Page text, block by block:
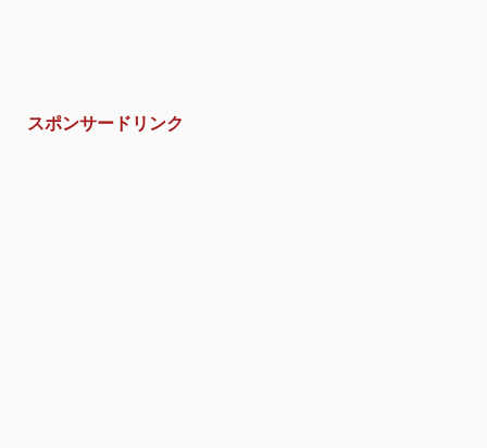
スポンサードリンク